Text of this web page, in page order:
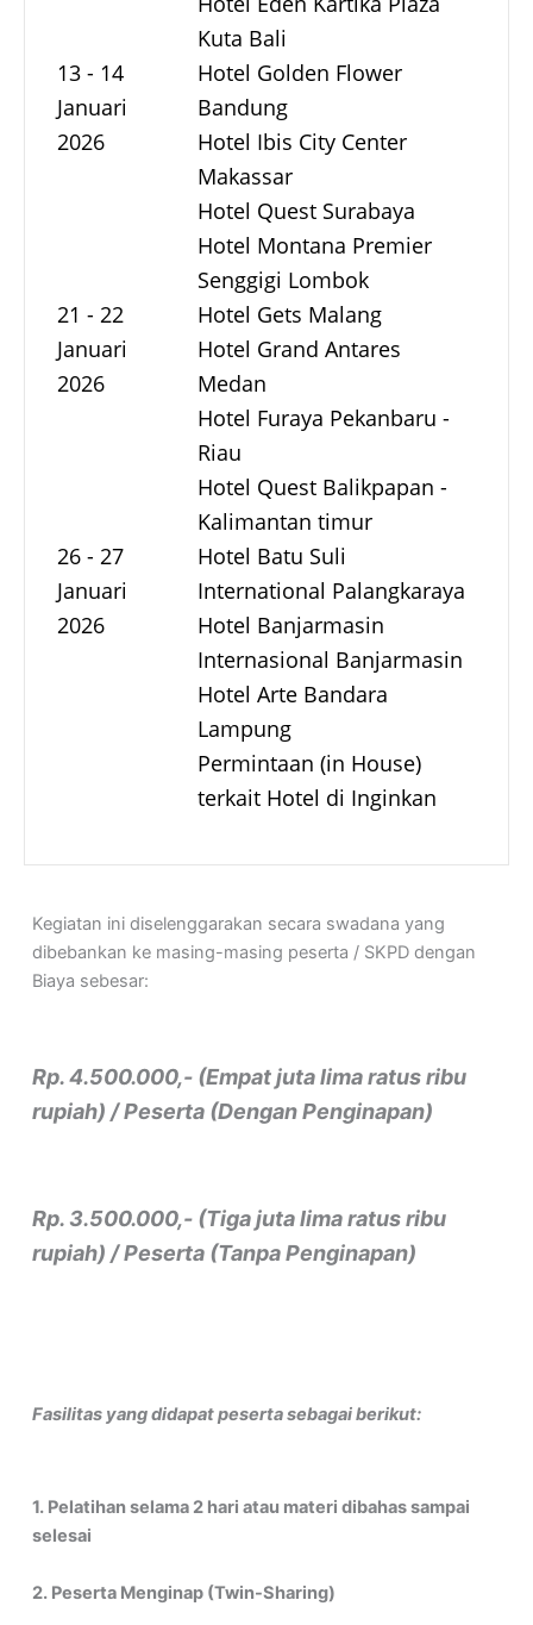
13 - 14
Januari
2026
21 - 22
Januari
2026
26 - 27
Januari
2026
Kuta Bali
Hotel Golden Flower
Bandung
Hotel Ibis City Center
Makassar
Hotel Quest Surabaya
Hotel Montana Premier
Senggigi Lombok
Hotel Gets Malang
Hotel Grand Antares
Medan
Hotel Furaya Pekanbaru -
Riau
Hotel Quest Balikpapan -
Kalimantan timur
Hotel Batu Suli
International Palangkaraya
Hotel Banjarmasin
Internasional Banjarmasin
Hotel Arte Bandara
Lampung
Permintaan (in House)
terkait Hotel di Inginkan
Kegiatan ini diselenggarakan secara swadana yang
dibebankan ke masing-masing peserta / SKPD dengan
Biaya sebesar:
Rp. 4.500.000,- (Empat juta lima ratus ribu
rupiah) / Peserta (Dengan Penginapan)
Rp. 3.500.000,- (Tiga juta lima ratus ribu
rupiah) / Peserta (Tanpa Penginapan)
Fasilitas yang didapat peserta sebagai berikut:
1. Pelatihan selama 2 hari atau materi dibahas sampai
selesai
2. Peserta Menginap (Twin-Sharing)